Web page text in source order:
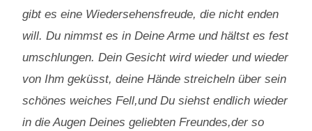
gibt es eine Wiedersehensfreude, die nicht enden
will. Du nimmst es in Deine Arme und hältst es fest
umschlungen. Dein Gesicht wird wieder und wieder
von Ihm geküsst, deine Hände streicheln über sein
schönes weiches Fell,und Du siehst endlich wieder
in die Augen Deines geliebten Freundes,der so